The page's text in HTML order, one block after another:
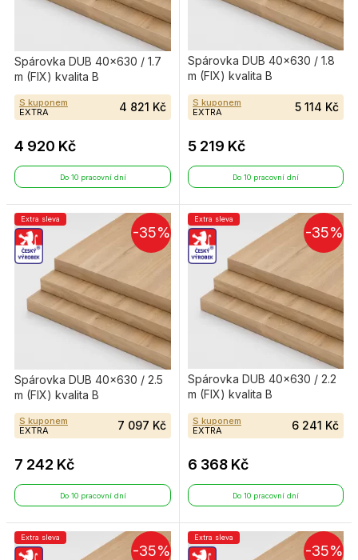
Spárovka DUB 40×630 / 1.7
m (FIX) kvalita B
S kuponem
EXTRA
4 821 Kč
4 920 Kč
Do 10 pracovní dní
Spárovka DUB 40×630 / 1.8
m (FIX) kvalita B
S kuponem
EXTRA
5 114 Kč
5 219 Kč
Do 10 pracovní dní
-35%
Extra sleva
Spárovka DUB 40×630 / 2.5
m (FIX) kvalita B
S kuponem
EXTRA
7 097 Kč
7 242 Kč
Do 10 pracovní dní
-35%
Extra sleva
Spárovka DUB 40×630 / 2.2
m (FIX) kvalita B
S kuponem
EXTRA
6 241 Kč
6 368 Kč
Do 10 pracovní dní
-35%
Extra sleva
-35%
Extra sleva